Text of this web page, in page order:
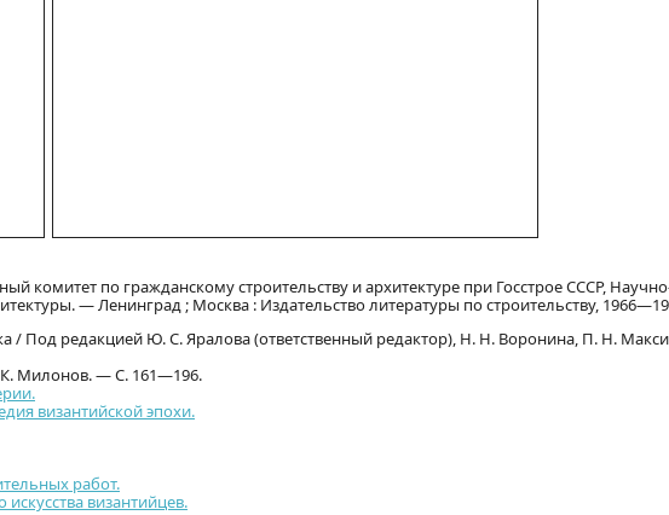
комитет по гражданскому строительству и архитектуре при Госстрое СССР,
— Ленинград ; Москва : Издательство литературы по строительству,
/ Под редакцией Ю. С. Яралова (ответственный редактор), Н. Н. Воронина, П. Н.
К. Милонов. — С. 161—196.
византийской эпохи.
работ.
искусства византийцев.